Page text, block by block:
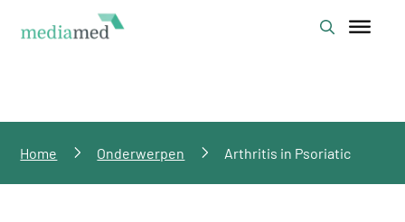
Home Onderwerpen Arthritis in Psoriatic